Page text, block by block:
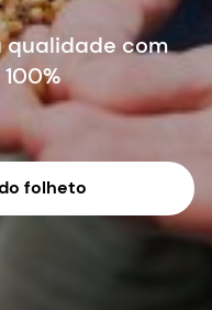
qualidade com
folheto